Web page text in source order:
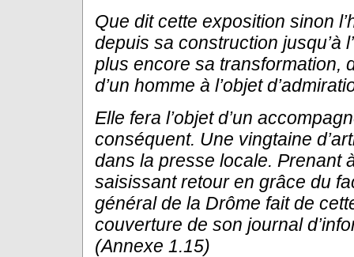
Que dit cette exposition sinon
depuis sa construction jusqu’à
plus encore sa transformation,
d’un homme à l’objet
Elle fera l’objet d’un
conséquent. Une vingtaine
dans la presse locale. Prenant
saisissant retour en grâce du
général de la Drôme fait de
couverture de son journal
(Annexe 1.15)